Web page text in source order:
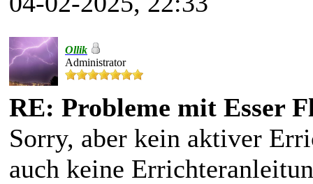
Ollik
Administrator
RE: Probleme mit Esser
Sorry, aber kein aktiver
auch keine